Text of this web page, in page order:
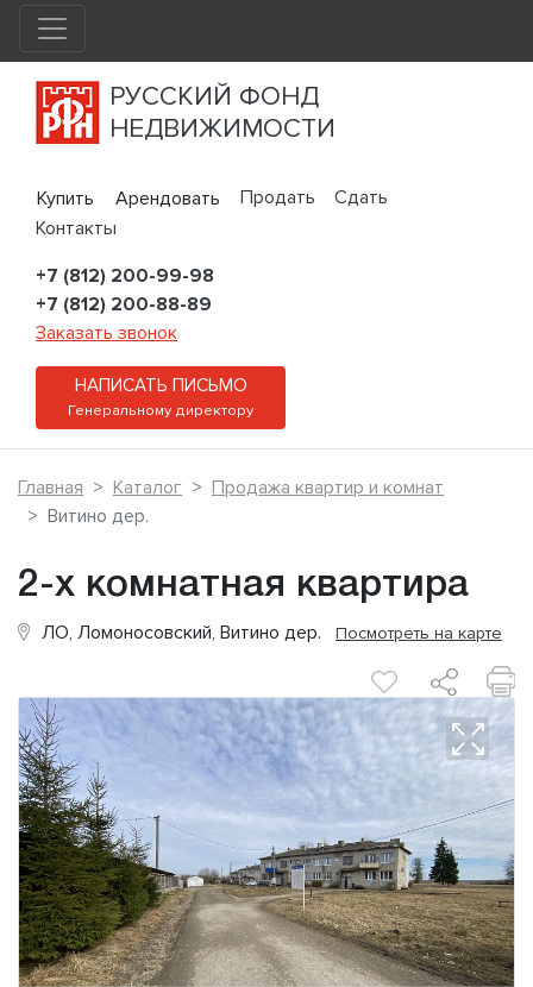
РУССКИЙ ФОНД
НЕДВИЖИМОСТИ
Купить Арендовать Продать
Сдать
Контакты
+7 (812) 200-99-98
+7 (812) 200-88-89
Заказать звонок
НАПИСАТЬ ПИСЬМО
Генеральному директору
Главная Каталог
Продажа квартир и комнат
Витино дер.
2-х комнатная квартира
ЛО, Ломоносовский, Витино дер. Посмотреть на карте